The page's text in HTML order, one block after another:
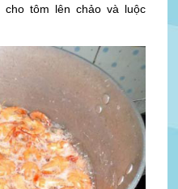
tôm lên chảo và luộc